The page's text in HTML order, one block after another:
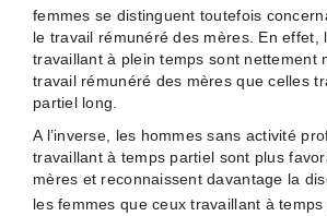
femmes se distinguent toutefois
le travail rémunéré des mères. En effet,
travaillant à plein temps sont nettement
travail rémunéré des mères que celles
partiel long.
A l’inverse, les hommes sans activité
travaillant à temps partiel sont plus
mères et reconnaissent davantage la
les femmes que ceux travaillant à temps